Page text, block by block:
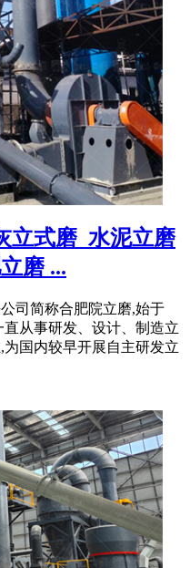
立式磨_水泥立磨
磨 ...
司简称合肥院立磨,始于
从事研发、设计、制造立
国内较早开展自主研发立